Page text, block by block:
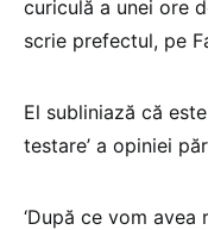
curiculă a unei ore
scrie prefectul, pe
El subliniază că
testare’ a opiniei
‘După ce vom